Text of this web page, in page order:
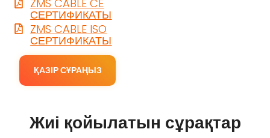
ZMS CABLE CE
СЕРТИФИКАТЫ
ZMS CABLE ISO
СЕРТИФИКАТЫ
ҚАЗІР СҰРАҢЫЗ
Жиі қойылатын сұрақтар